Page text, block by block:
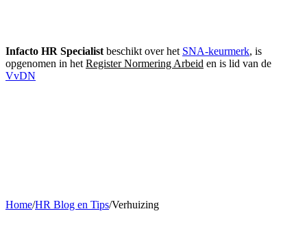
Infacto HR Specialist beschikt over het SNA-keurmerk, is
opgenomen in het Register Normering Arbeid en is lid van de
VvDN
Home/HR Blog en Tips/Verhuizing